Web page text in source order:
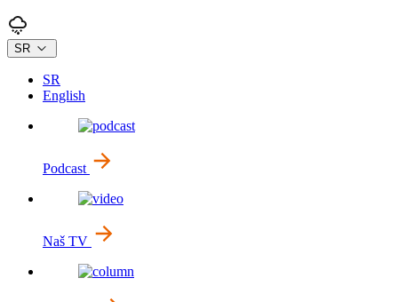
SR
SR
English
Podcast
Naš TV